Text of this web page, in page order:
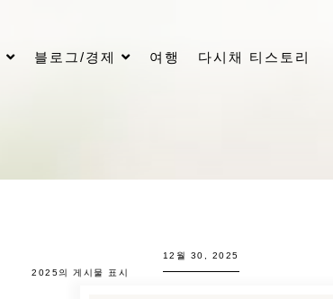
블로그/경제 여행 다시채 티스토리
2025의 게시물 표시
12월 30, 2025